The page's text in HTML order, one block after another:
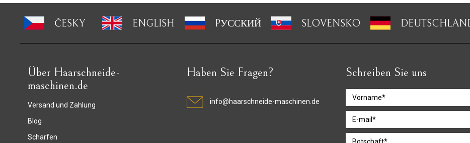
ČESKY ENGLISH PУССКИЙ SLOVENSKO
Über Haarschneide-
maschinen.de
Versand und Zahlung
Blog
Scharfen
Haben Sie Fragen?
info@haarschneide-maschinen.de
Schreiben Sie uns